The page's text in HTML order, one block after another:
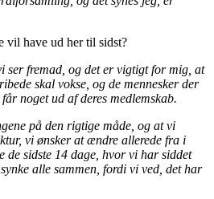
vil have ud her til sidst?
ser fremad, og det er vigtigt for mig, at
skal vokse, og de mennesker der
noget ud af deres medlemskab.
på den rigtige måde, og at vi
vi ønsker at ændre allerede fra i
de sidste 14 dage, hvor vi har siddet
alle sammen, fordi vi ved, det har